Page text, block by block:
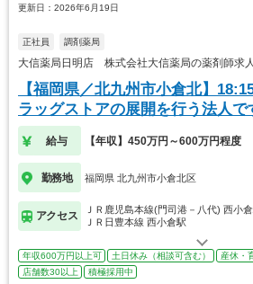
更新日：2026年6月19日
正社員 調剤薬局
大信薬局日明店 株式会社大信薬局の薬剤師求人
【福岡県／北九州市小倉北】
ラッグストアの展開を行う法人
給与 【年収】450万円～600万円程度
勤務地 福岡県 北九州市小倉北区
アクセス
ＪＲ鹿児島本線(門司港－八代) 西小
ＪＲ日豊本線 西小倉駅
年収600万円以上可 土日休み（相談可含む） 産休・
店舗数30以上
積極採用中